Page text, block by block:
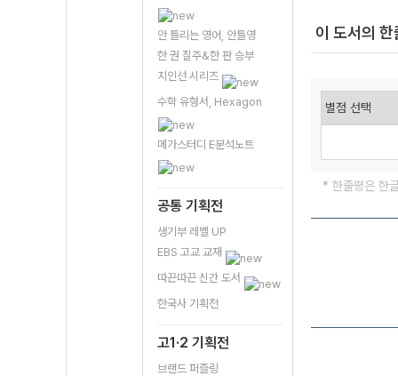
안 틀리는 영어, 안틀영
한 권 질주&한 판 승부
지인선 시리즈
수학 유형서, Hexagon
메가스터디 E분석노트
공통 기획전
생기부 레벨 UP
EBS 고교 교재
따끈따끈 신간 도서
한국사 기획전
고1·2 기획전
브랜드 퍼즐링
이 도서의 한
* 한줄평은 한